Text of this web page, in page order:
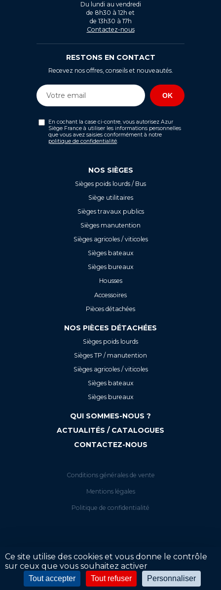
Votre tarif
Du lundi au vendredi
de 8h30 à 12h et
de 13h30 à 17h
Contactez-nous
RESTONS EN CONTACT
Recevez nos offres, conseils et nouveautés.
En cochant la case ci-contre, vous autorisez Azur
Siège France à utiliser les informations personnelles
que vous avez saisies conformément à notre
politique de confidentialité
NOS SIÈGES
Sièges poids lourds / Bus
Siège utilitaires
Sièges travaux publics
Sièges manutention
Sièges agricoles / viticoles
Sièges bateaux
Sièges bureaux
Housses
Accessoires
Pièces détachées
NOS PIÈCES DÉTACHÉES
Sièges poids lourds
Sièges TP / manutention
Sièges agricoles / viticoles
Sièges bateaux
Sièges bureaux
QUI SOMMES-NOUS ?
ACTUALITÉS / CATALOGUES
CONTACTEZ-NOUS
Conditions générales de vente
Mentions légales
Politique de confidentialité
Ce site utilise des cookies et vous donne le contrôle
sur ceux que vous souhaitez activer
Tout accepter Tout refuser Personnaliser